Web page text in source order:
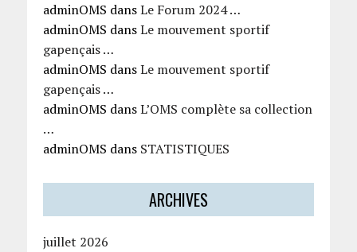
adminOMS dansLe Forum 2024 …
adminOMS dansLe mouvement sportif
gapençais …
adminOMS dansLe mouvement sportif
gapençais …
adminOMS dansL’OMS complète sa collection
…
adminOMS dans STATISTIQUES
ARCHIVES
juillet 2026